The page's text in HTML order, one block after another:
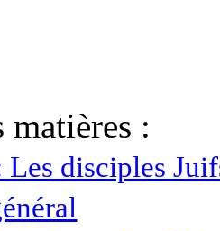
matières :
Les disciples